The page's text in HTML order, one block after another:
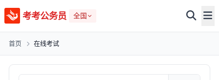
考考公务员 全国
首页 在线考试